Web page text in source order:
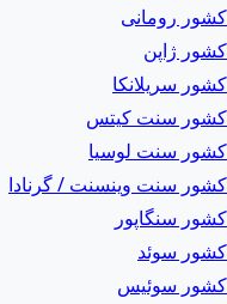
کشور رومانی
کشور ژاپن
کشور سریلانکا
کشور سنت کیتس
کشور سنت لوسیا
کشور سنت وینسنت / گرنادا
کشور سنگاپور
کشور سوئد
کشور سوئیس